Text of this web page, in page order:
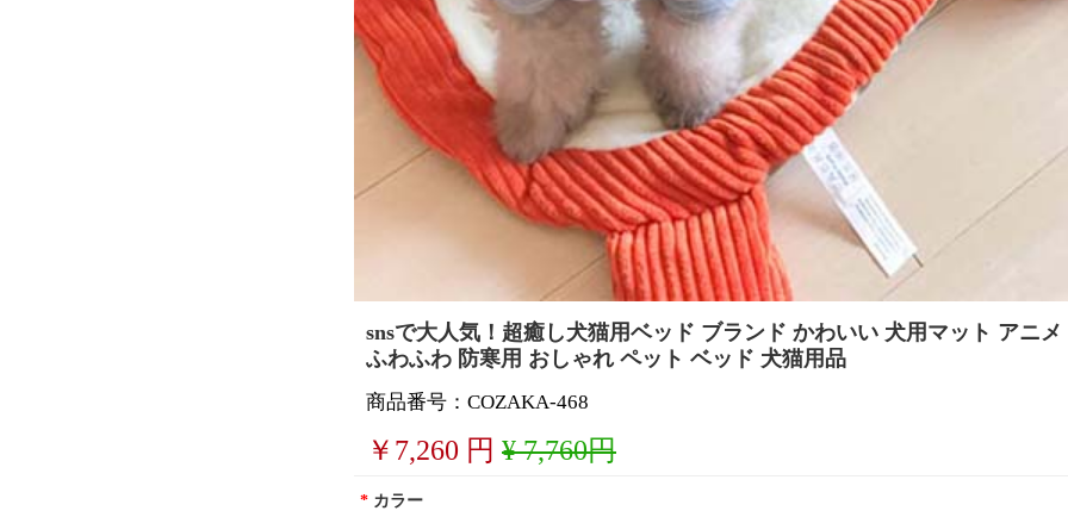
snsで大人気！超癒し犬猫用ベッド ブランド かわいい 犬用マット アニ
ふわふわ 防寒用 おしゃれ ペット ベッド 犬猫用品
商品番号：COZAKA-468
￥ 7,260 円 ¥ 7,760円
* カラー